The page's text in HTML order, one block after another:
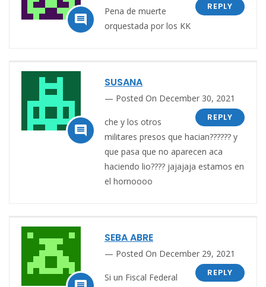

REPLY
Pena de muerte
orquestada por los KK

SUSANA
Posted On December 30, 2021
REPLY
che y los otros
militares presos que hacian?????? y
que pasa que no aparecen aca
haciendo lio???? jajajaja estamos en
el hornoooo
SEBA ABRE
Posted On December 29, 2021
REPLY
Si un Fiscal Federal